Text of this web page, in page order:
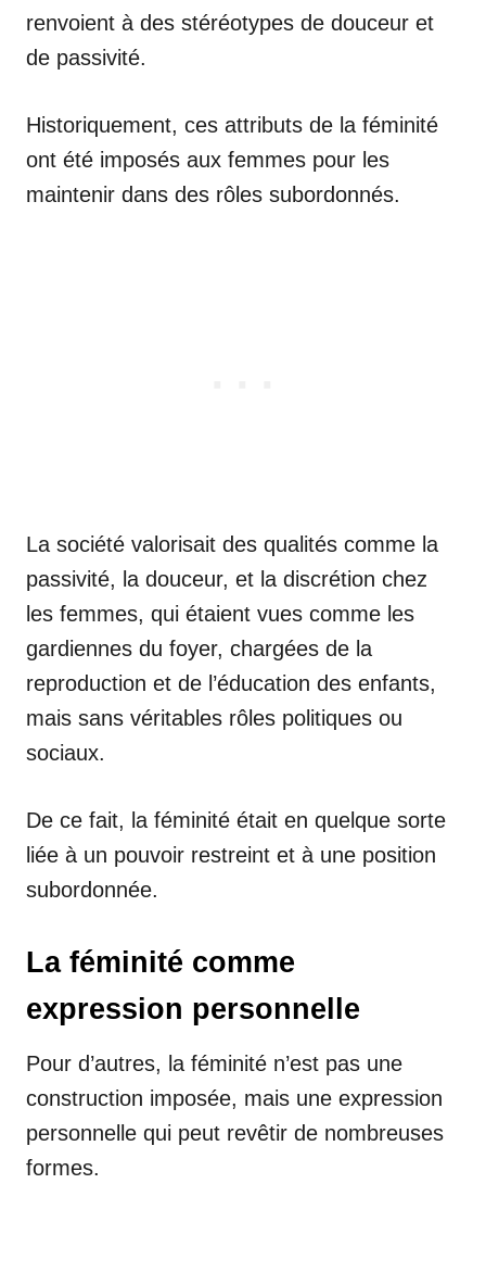
renvoient à des stéréotypes de douceur et
de passivité.
Historiquement, ces attributs de la féminité
ont été imposés aux femmes pour les
maintenir dans des rôles subordonnés.
La société valorisait des qualités comme la
passivité, la douceur, et la discrétion chez
les femmes, qui étaient vues comme les
gardiennes du foyer, chargées de la
reproduction et de l’éducation des enfants,
mais sans véritables rôles politiques ou
sociaux.
De ce fait, la féminité était en quelque sorte
liée à un pouvoir restreint et à une position
subordonnée.
La féminité comme
expression personnelle
Pour d’autres, la féminité n’est pas une
construction imposée, mais une expression
personnelle qui peut revêtir de nombreuses
formes.